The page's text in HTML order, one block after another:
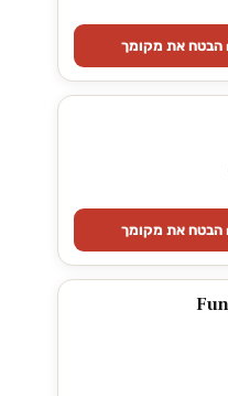
הבטח את מקומך
הבטח את מקומך